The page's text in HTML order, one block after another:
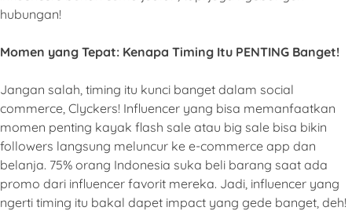
hubungan!
Momen yang Tepat: Kenapa Timing Itu PENTING Banget!
Jangan salah, timing itu kunci banget dalam social
commerce, Clyckers! Influencer yang bisa memanfaatkan
momen penting kayak flash sale atau big sale bisa bikin
followers langsung meluncur ke e-commerce app dan
belanja. 75% orang Indonesia suka beli barang saat ada
promo dari influencer favorit mereka. Jadi, influencer yang
ngerti timing itu bakal dapet impact yang gede banget, deh!